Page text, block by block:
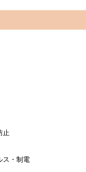
止
ス・制電